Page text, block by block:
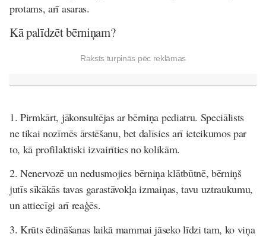
protams, arī asaras.
Kā palīdzēt bērniņam?
Raksts turpinās pēc reklāmas
1. Pirmkārt, jākonsultējas ar bērniņa pediatru. Speciālists
ne tikai nozīmēs ārstēšanu, bet dalīsies arī ieteikumos par
to, kā profilaktiski izvairīties no kolikām.
2. Nenervozē un nedusmojies bērniņa klātbūtnē, bērniņš
jutīs sīkākās tavas garastāvokļa izmaiņas, tavu uztraukumu,
un attiecīgi arī reaģēs.
3. Krūts ēdināšanas laikā mammai jāseko līdzi tam, ko viņa